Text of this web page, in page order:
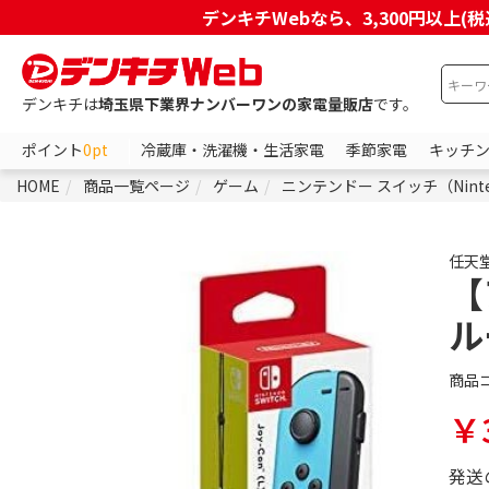
デンキチWebなら、3,300円以上(
デンキチは埼玉県下業界ナンバーワンの家電量販店です。
ポイント0pt 冷蔵庫・洗濯機・生活家電 季節家電
キッチ
HOME
商品一覧ページ ゲーム ニンテンドー スイッチ（
任天
商品
発送